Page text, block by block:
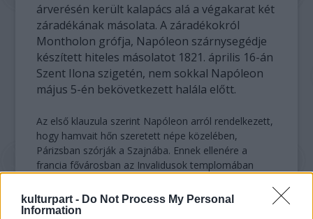
kulturpart - Do Not Process My Personal
Information
árverésén került kalapács alá a végakarat két
záradékának másolata. A záradékokról
Montholon grófja, Napóleon szárnysegédje
készített hiteles másolatot 1821. április 16-án
Szent Ilona szigetén, nem sokkal Napóleon
május 5-én bekövetkezett halála előtt.
Az első klauzula szerint Napóleon arról rendelkezett,
hogy hamvait hőn szeretett népe közelében,
Párizsban szórják a Szajnába. Ennek ellenére a
francia fővárosban az Invalidusok templomában
Napóleon a második záradékban